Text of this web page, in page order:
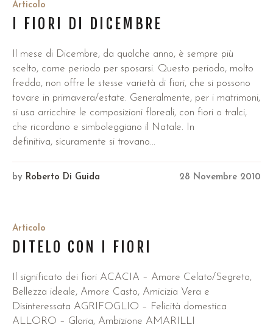
Articolo
I FIORI DI DICEMBRE
Il mese di Dicembre, da qualche anno, è sempre più
scelto, come periodo per sposarsi. Questo periodo, molto
freddo, non offre le stesse varietà di fiori, che si possono
tovare in primavera/estate. Generalmente, per i matrimoni,
si usa arricchire le composizioni floreali, con fiori o tralci,
che ricordano e simboleggiano il Natale. In
definitiva, sicuramente si trovano...
28 Novembre 2010
by Roberto Di Guida
Articolo
DITELO CON I FIORI
Il significato dei fiori ACACIA – Amore Celato/Segreto,
Bellezza ideale, Amore Casto, Amicizia Vera e
Disinteressata AGRIFOGLIO – Felicità domestica
ALLORO – Gloria, Ambizione AMARILLI